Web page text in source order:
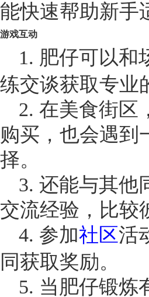
能快速帮助新手
游戏互动
1. 肥仔可以和
练交谈获取专业
2. 在美食街区
购买，也会遇到
择。
3. 还能与其他
交流经验，比较
4. 参加社区活
同获取奖励。
5. 当肥仔锻炼